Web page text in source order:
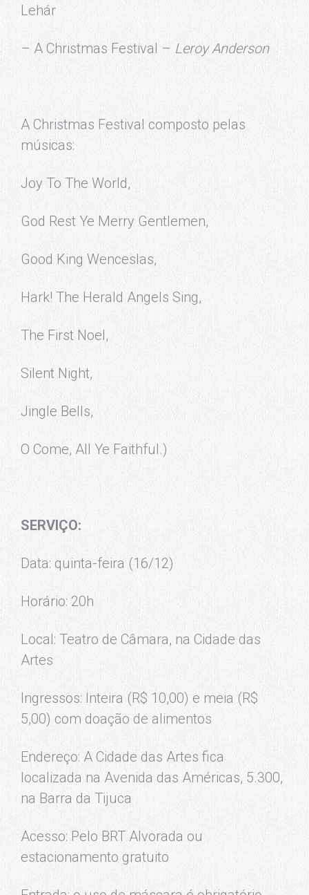
Lehár
– A Christmas Festival – Leroy Anderson
A Christmas Festival composto pelas
músicas:
Joy To The World,
God Rest Ye Merry Gentlemen,
Good King Wenceslas,
Hark! The Herald Angels Sing,
The First Noel,
Silent Night,
Jingle Bells,
O Come, All Ye Faithful.)
SERVIÇO:
Data: quinta-feira (16/12)
Horário: 20h
Local: Teatro de Câmara, na Cidade das
Artes
Ingressos: Inteira (R$ 10,00) e meia (R$
5,00) com doação de alimentos
Endereço: A Cidade das Artes fica
localizada na Avenida das Américas, 5.300,
na Barra da Tijuca
Acesso: Pelo BRT Alvorada ou
estacionamento gratuito